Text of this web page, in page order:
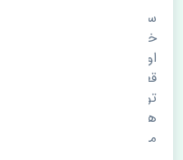
خودرو با گذر زمان و
اوقات علت اصلی خرابی
قطعات می باشد. ولی
تواند عامل تعویض
هم پیوسته می باشد که هر
مستقیم دارد.